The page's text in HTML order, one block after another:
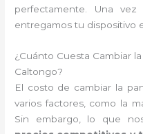
perfectamente. Una
entregamos tu dispositivo
¿Cuánto Cuesta Cambiar
Caltongo?
El costo de cambiar la
varios factores, como la
Sin embargo, lo que